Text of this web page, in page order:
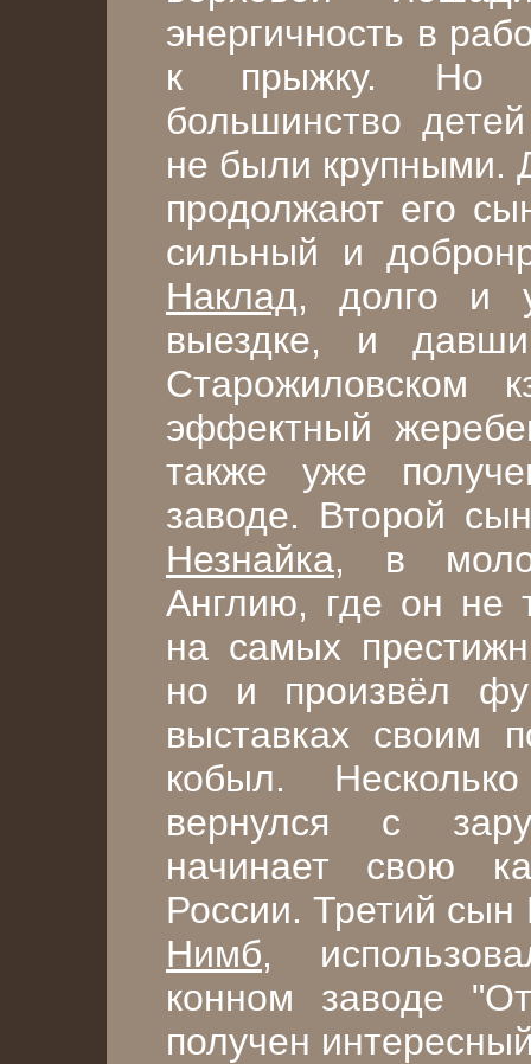
энергичность в
к прыжку. Но
большинство
не были крупными.
продолжают его
сильный и
Наклад, долго и
выездке, и
эффектный
также уже
заводе. Второй
Незнайка, в
Англию, где он не
на самых
но и произвёл
выставках своим
кобыл.
вернулся с
начинает свою
России. Третий сын
Нимб,
конном заводе
получен